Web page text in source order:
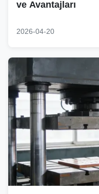
ve Avantajları
2026-04-20